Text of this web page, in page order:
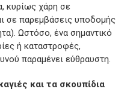
κυρίως χάρη σε
σε παρεμβάσεις υποδομής
Ωστόσο, ένα σημαντικό
ή καταστροφές,
παραμένει εύθραυστη.
και τα σκουπίδια